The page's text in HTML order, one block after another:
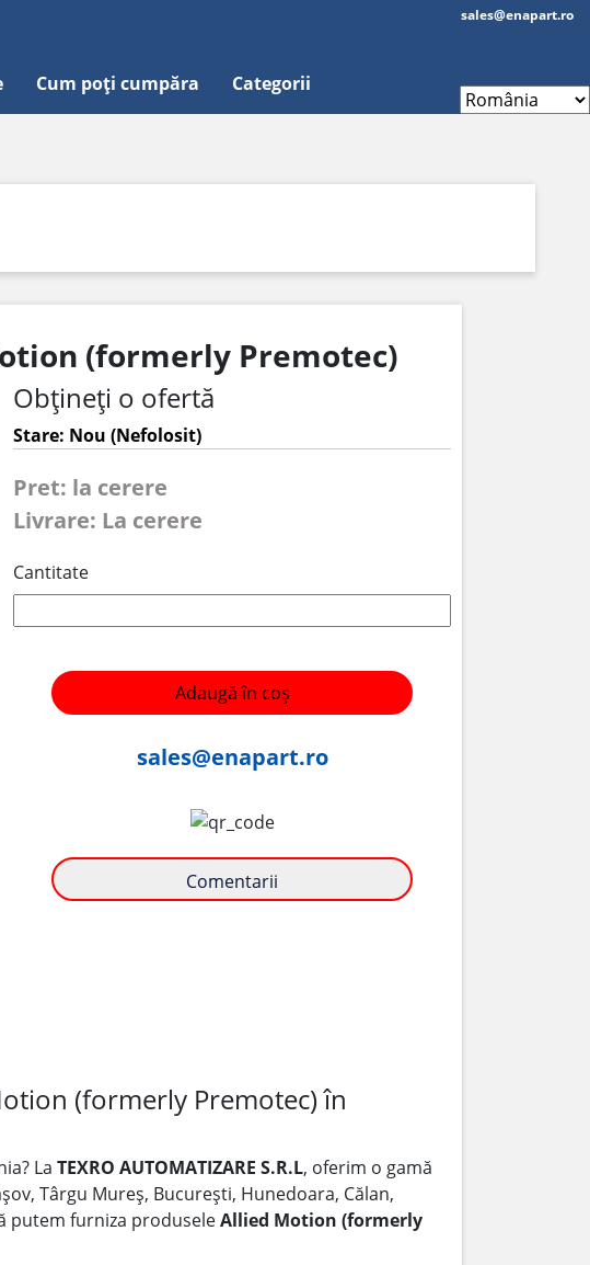
Cum poți cumpăra Categorii
sales@enapart.ro
(formerly Premotec)
Obțineți o ofertă
Stare: Nou (Nefolosit)
Pret: la cerere
Livrare: La cerere
Cantitate
Adaugă în coș
sales@enapart.ro
Comentarii
(formerly Premotec) în
La TEXRO AUTOMATIZARE S.R.L, oferim o gamă
Târgu Mureș, București, Hunedoara, Călan,
putem furniza produseleAllied Motion (formerly